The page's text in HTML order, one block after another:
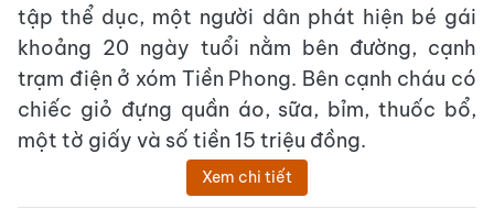
tập thể dục, một người dân phát hiện bé gái
khoảng 20 ngày tuổi nằm bên đường, cạnh
trạm điện ở xóm Tiền Phong. Bên cạnh cháu có
chiếc giỏ đựng quần áo, sữa, bỉm, thuốc bổ,
một tờ giấy và số tiền 15 triệu đồng.
Xem chi tiết